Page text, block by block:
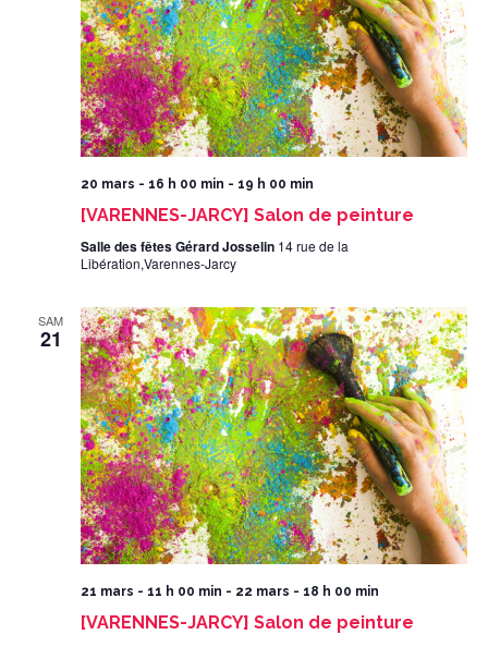
20 mars - 16 h 00 min - 19 h 00 min
[VARENNES-JARCY] Salon de peinture
Salle des fêtes Gérard Josselin 14 rue de la
Libération,Varennes-Jarcy
SAM
21
21 mars - 11 h 00 min - 22 mars - 18 h 00 min
[VARENNES-JARCY] Salon de peinture